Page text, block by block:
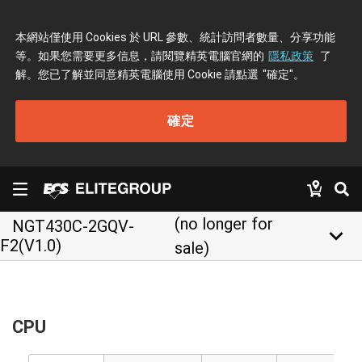
本網站僅使用 Cookies 於 URL 參數、統計訪問者數量、分享功能
等。如果您需要更多信息，請閱覽精英電腦官網的 隱私政策 了
解。您已了解並同意精英電腦使用 Cookie 請點選 "確定"。
確定
NGT430C-2GQV-
F2(V1.0)
(no longer for
sale)
keyboard_arrow_down
CPU